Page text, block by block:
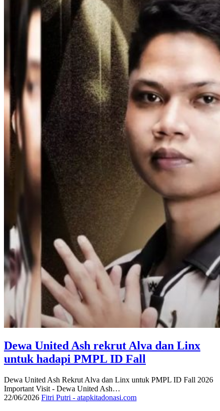
Dewa United Ash rekrut Alva dan Linx
untuk hadapi PMPL ID Fall
Dewa United Ash Rekrut Alva dan Linx untuk PMPL ID Fall 2026
Important Visit - Dewa United Ash…
22/06/2026 Fitri Putri - atapkitadonasi.com